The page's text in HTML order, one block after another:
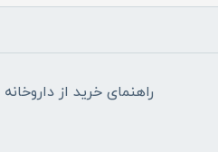
راهنمای خرید از